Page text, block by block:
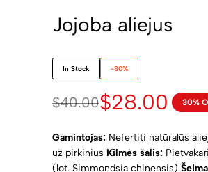
Jojoba aliejus
In Stock -30%
$40.00$28.00 30%
Gamintojas: Nefertiti natūralūs
už pirkinius Kilmės šalis:
(lot. Simmondsia chinensis)